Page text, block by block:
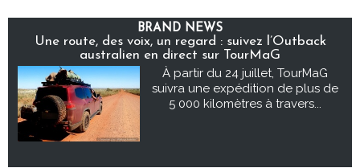
BRAND NEWS
Une route, des voix, un regard : suivez l’Outback
australien en direct sur TourMaG
À partir du 24 juillet, TourMaG
suivra une expédition de plus de
5 000 kilomètres à travers...